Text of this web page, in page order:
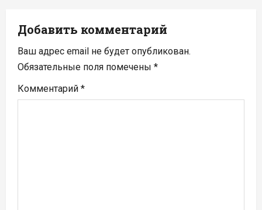
и
я
п
о
Добавить комментарий
Ваш адрес email не будет опубликован.
Обязательные поля помечены *
Комментарий *